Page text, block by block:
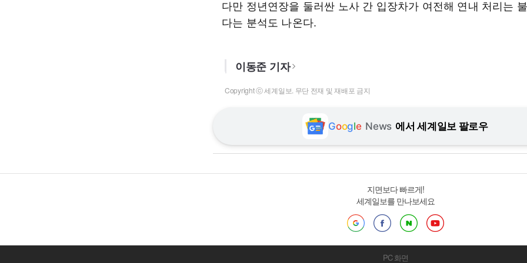
다만 정년연장을 둘러싼 노사 간 입장차가 여전해 연내 처리는
다는 분석도 나온다.
이동준 기자
Copyright ⓒ 세계일보. 무단 전재 및 재배포 금지
Google News 에서 세계일보 팔로우
지면보다 빠르게!
세계일보를 만나보세요
PC 화면